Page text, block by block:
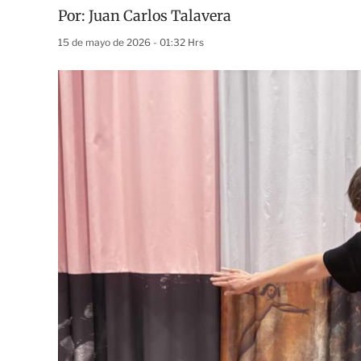
Por: Juan Carlos Talavera
15 de mayo de 2026 - 01:32 Hrs